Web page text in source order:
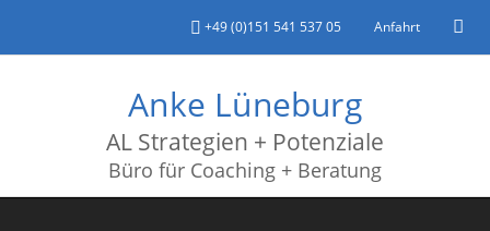
+49 (0)151 541 537 05 Anfahrt
Anke Lüneburg
AL Strategien + Potenziale
Büro für Coaching + Beratung